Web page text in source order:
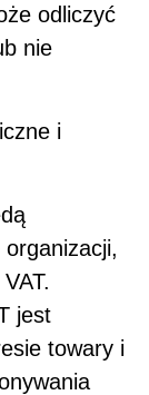
odliczyć
nie
i
jest
towary i